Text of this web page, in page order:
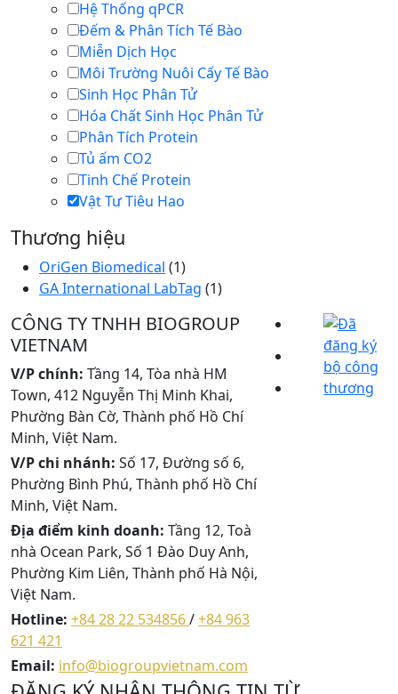
Hệ Thống qPCR
Đếm & Phân Tích Tế Bào
Miễn Dịch Học
Môi Trường Nuôi Cấy Tế Bào
Sinh Học Phân Tử
Hóa Chất Sinh Học Phân Tử
Phân Tích Protein
Tủ ấm CO2
Tinh Chế Protein
Vật Tư Tiêu Hao
Thương hiệu
OriGen Biomedical (1)
GA International LabTag (1)
CÔNG TY TNHH BIOGROUP
VIETNAM
V/P chính: Tầng 14, Tòa nhà HM
Town, 412 Nguyễn Thị Minh Khai,
Phường Bàn Cờ, Thành phố Hồ Chí
Minh, Việt Nam.
V/P chi nhánh: Số 17, Đường số 6,
Phường Bình Phú, Thành phố Hồ Chí
Minh, Việt Nam.
Địa điểm kinh doanh: Tầng 12, Toà
nhà Ocean Park, Số 1 Đào Duy Anh,
Phường Kim Liên, Thành phố Hà Nội,
Việt Nam.
Hotline: +84 28 22 534856/+84 963
621 421
Email: info@biogroupvietnam.com